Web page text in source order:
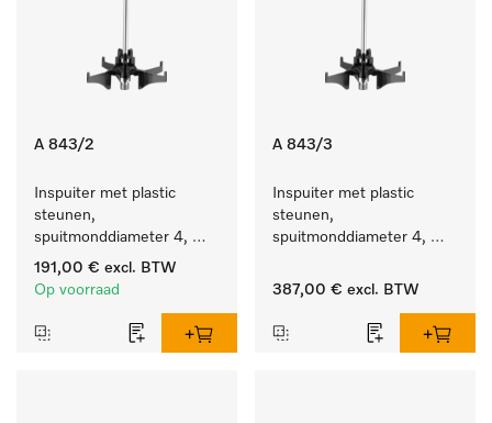
A 843/2
Inspuiter met plastic
steunen,
spuitmonddiameter 4,
lengte 185 mm, 10 stuks
191,00 € excl. BTW
Op voorraad
A 843/3
Inspuiter met plastic
steunen,
spuitmonddiameter 4,
387,00 € excl. BTW